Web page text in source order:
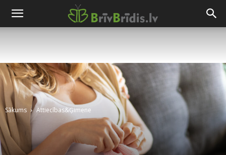
Sākums Attiecības&Ģimene